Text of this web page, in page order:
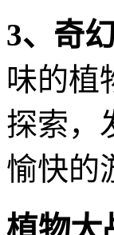
3、奇
味的植
探索，
愉快的